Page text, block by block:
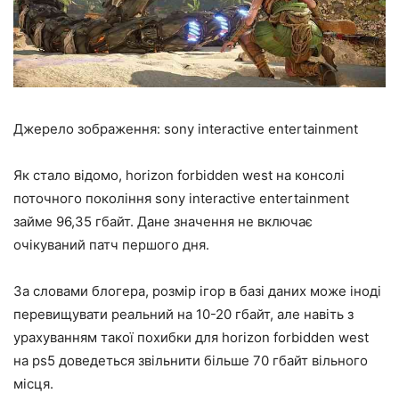
Джерело зображення: sony interactive entertainment
Як стало відомо, horizon forbidden west на консолі
поточного покоління sony interactive entertainment
займе 96,35 гбайт. Дане значення не включає
очікуваний патч першого дня.
За словами блогера, розмір ігор в базі даних може іноді
перевищувати реальний на 10-20 гбайт, але навіть з
урахуванням такої похибки для horizon forbidden west
на ps5 доведеться звільнити більше 70 гбайт вільного
місця.